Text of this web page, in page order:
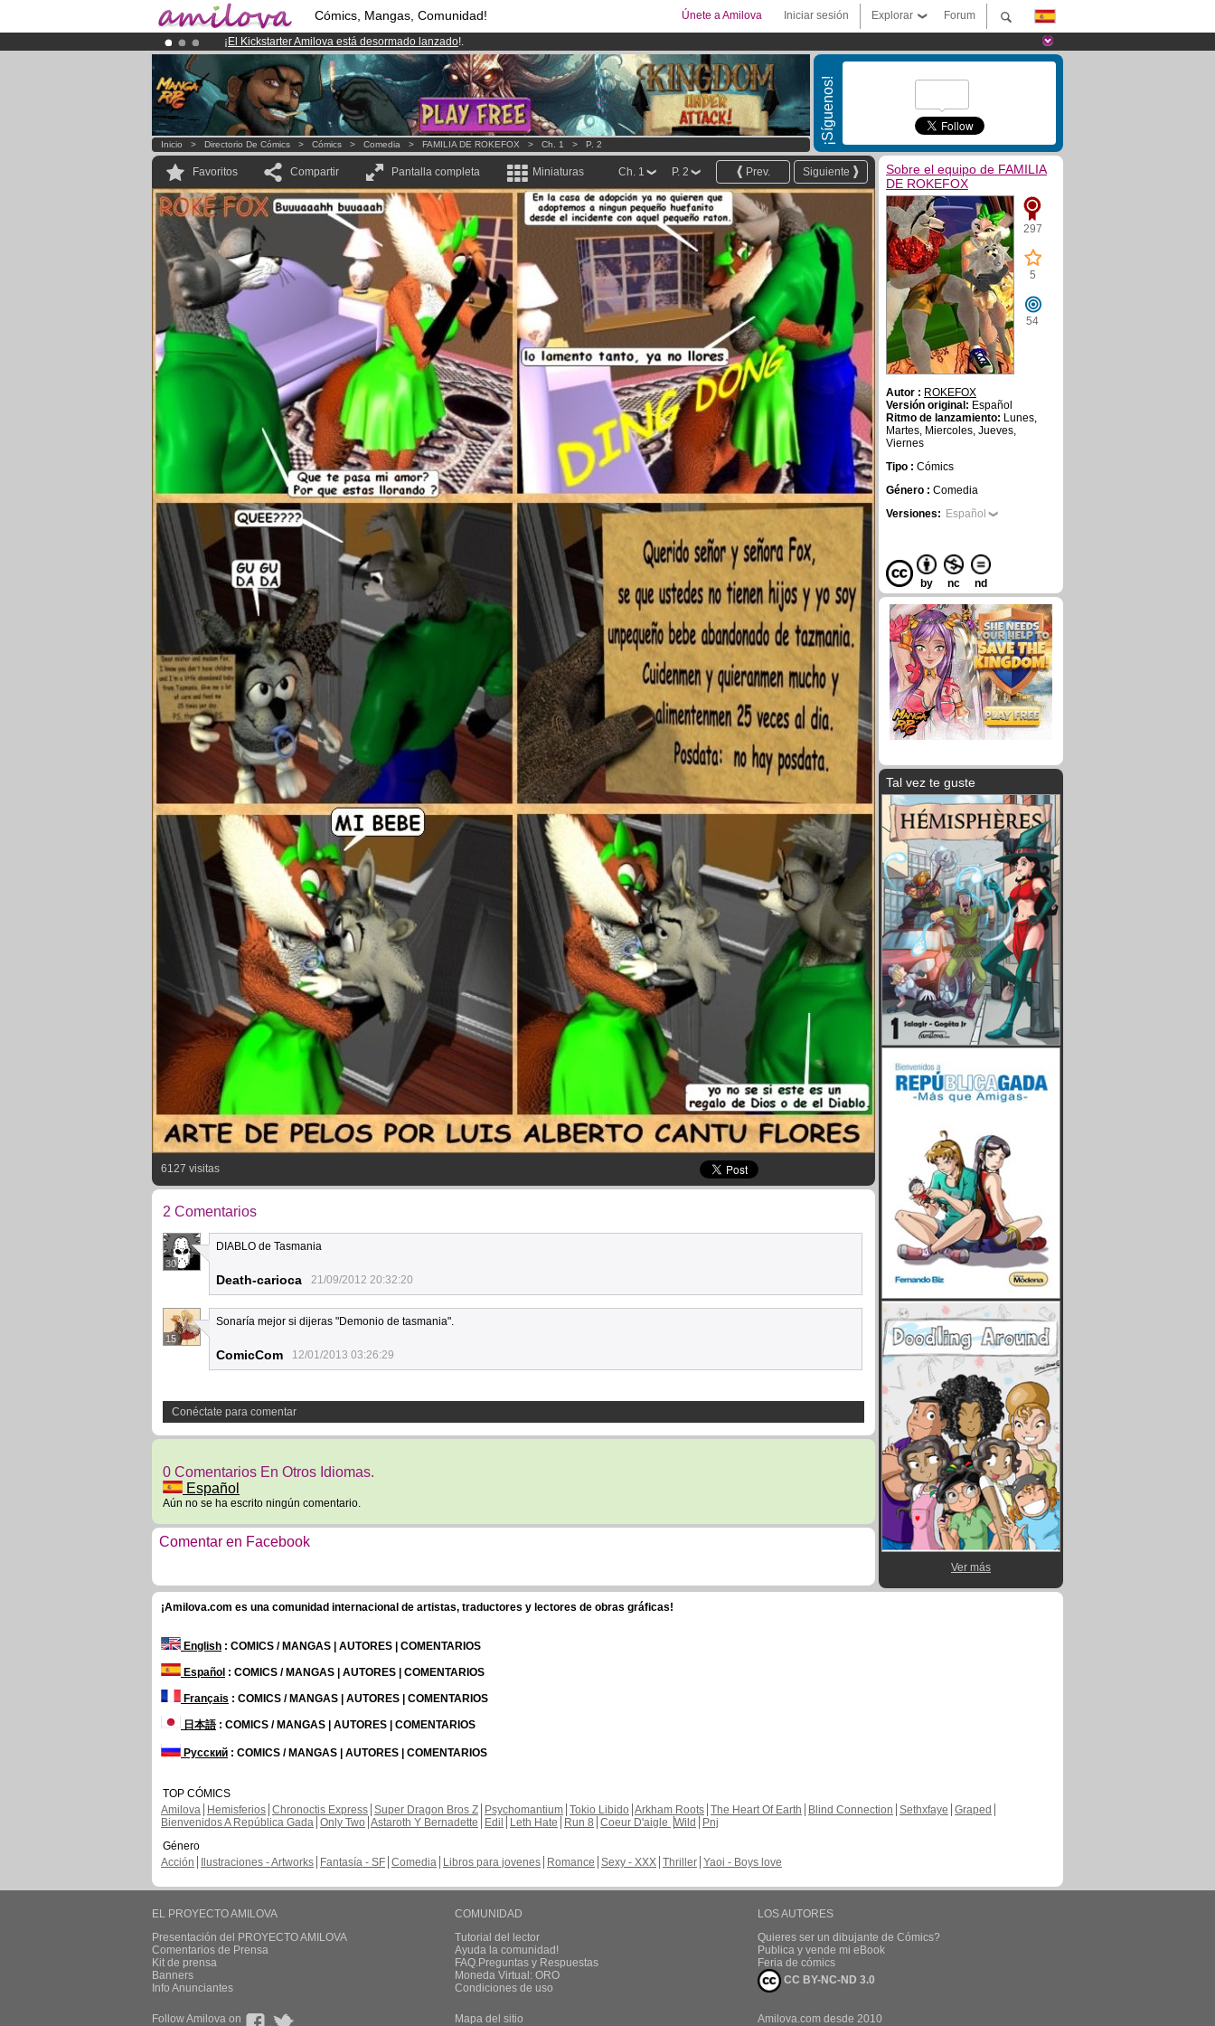
Cómics, Mangas, Comunidad! Forum
Explorar
Iniciar sesión
Únete a Amilova
¡ El Kickstarter Amilova está desormado lanzado!.
¡Conviertete en Premium por3.95 eurosal mes!Hazte Premium ya
¡Ya tenemos 100000miembrosy 1000 Cómics y Mangas!.
¡Síguenos!
Inicio > Directorio De Cómics > Cómics > Comedia > FAMILIA DE ROKEFOX > Ch. 1 > P. 2
Favoritos Compartir Pantalla completa Miniaturas Siguiente
Prev.
P. 2
Ch. 1
6127 visitas
2 Comentarios
30
DIABLO de Tasmania
Death-carioca 21/09/2012 20:32:20
15
Sonaría mejor si dijeras "Demonio de tasmania".
ComicCom 12/01/2013 03:26:29
Conéctate para comentar
0 Comentarios En Otros Idiomas.
Español
Aún no se ha escrito ningún comentario.
Comentar en Facebook
Sobre el equipo de FAMILIA
DE ROKEFOX
297
5
54
Autor : ROKEFOX
Versión original: Español
Ritmo de lanzamiento: Lunes,
Martes, Miercoles, Jueves,
Viernes
Tipo : Cómics
Género : Comedia
Versiones: Español
by nc nd
Tal vez te guste
Ver más
¡Amilova.com es una comunidad internacional de artistas, traductores y lectores de obras gráficas!
English : COMICS / MANGAS | AUTORES | COMENTARIOS
Español : COMICS / MANGAS | AUTORES | COMENTARIOS
Français : COMICS / MANGAS | AUTORES | COMENTARIOS
日本語: COMICS / MANGAS | AUTORES | COMENTARIOS
Русский : COMICS / MANGAS | AUTORES | COMENTARIOS
TOP CÓMICS
Amilova
Hemisferios Chronoctis Express Super Dragon Bros Z Psychomantium Tokio Libido Arkham Roots The Heart Of Earth Blind Connection Sethxfaye Graped
Bienvenidos A República Gada Only Two Astaroth Y Bernadette Edil Leth Hate Run 8 Coeur D'aigle Wild
Pnj
Género
Acción
Ilustraciones - Artworks Fantasía - SF Comedia Libros para jovenes Romance Sexy - XXX Thriller Yaoi - Boys love
EL PROYECTO AMILOVA
Presentación del PROYECTO AMILOVA
Comentarios de Prensa
Kit de prensa
Banners
Info Anunciantes
COMUNIDAD
Tutorial del lector
Ayuda la comunidad!
FAQ.Preguntas y Respuestas
Moneda Virtual: ORO
Condiciones de uso
LOS AUTORES
Quieres ser un dibujante de Cómics?
Publica y vende mi eBook
Feria de cómics
CC BY-NC-ND 3.0
Follow Amilova on Mapa del sitio Amilova.com desde 2010